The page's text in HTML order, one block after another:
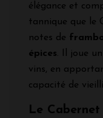
élégance et
tannique que le
notes de
épices. Il joue
vins, en
capacité de
Le